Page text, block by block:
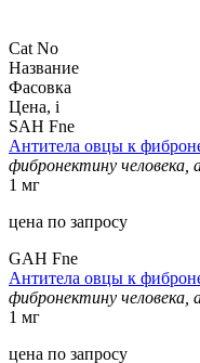
Cat No
Название
Фасовка
Цена, i
SAH Fne
Антитела овцы к
фибронектину
1 мг
цена по запросу
GAH Fne
Антитела овцы к
фибронектину
1 мг
цена по запросу